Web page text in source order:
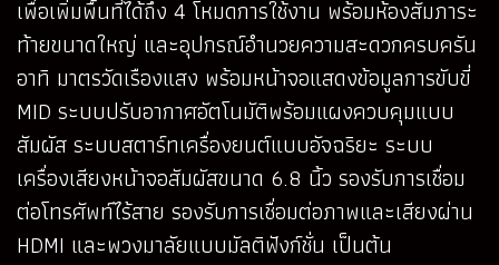
เพื่อเพิ่มพื้นที่ได้ถึง 4 โหมดการใช้งาน พร้อมห้องสัมภาระ
ท้ายขนาดใหญ่ และอุปกรณ์อำนวยความสะดวกครบครัน
อาทิ มาตรวัดเรืองแสง พร้อมหน้าจอแสดงข้อมูลการขับขี่
MID ระบบปรับอากาศอัตโนมัติพร้อมแผงควบคุมแบบ
สัมผัส ระบบสตาร์ทเครื่องยนต์แบบอัจฉริยะ ระบบ
เครื่องเสียงหน้าจอสัมผัสขนาด 6.8 นิ้ว รองรับการเชื่อม
ต่อโทรศัพท์ไร้สาย รองรับการเชื่อมต่อภาพและเสียงผ่าน
HDMI และพวงมาลัยแบบมัลติฟังก์ชั่น เป็นต้น